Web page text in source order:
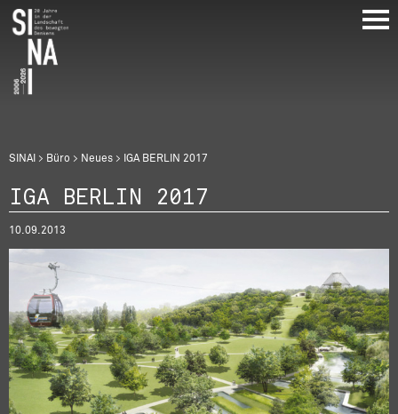
Direkt
zum
Inhalt
Breadcrumb
SINAI Büro Neues IGA BERLIN 2017
IGA BERLIN 2017
10.09.2013